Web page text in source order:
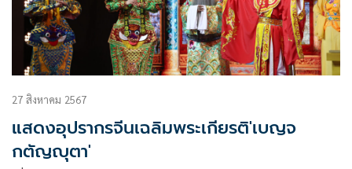
27 สิงหาคม 2567
แสดงอุปรากรจีนเฉลิมพระเกียรติ'เบญจ
กตัญญุตา'